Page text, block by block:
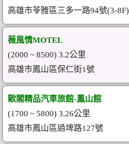
高雄市苓雅區三多一路94號(3-8F)
薇風情MOTEL
(2000 ~ 8500) 3.2公里
高雄市鳳山區保仁街1號
歐閣精品汽車旅館-鳳山館
(1700 ~ 5800) 3.26公里
高雄市鳳山區過埤路127號